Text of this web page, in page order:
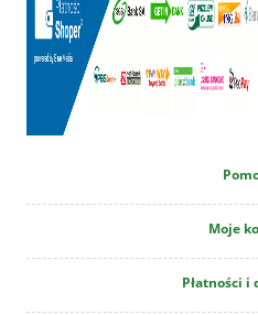
Moje
Płatności i